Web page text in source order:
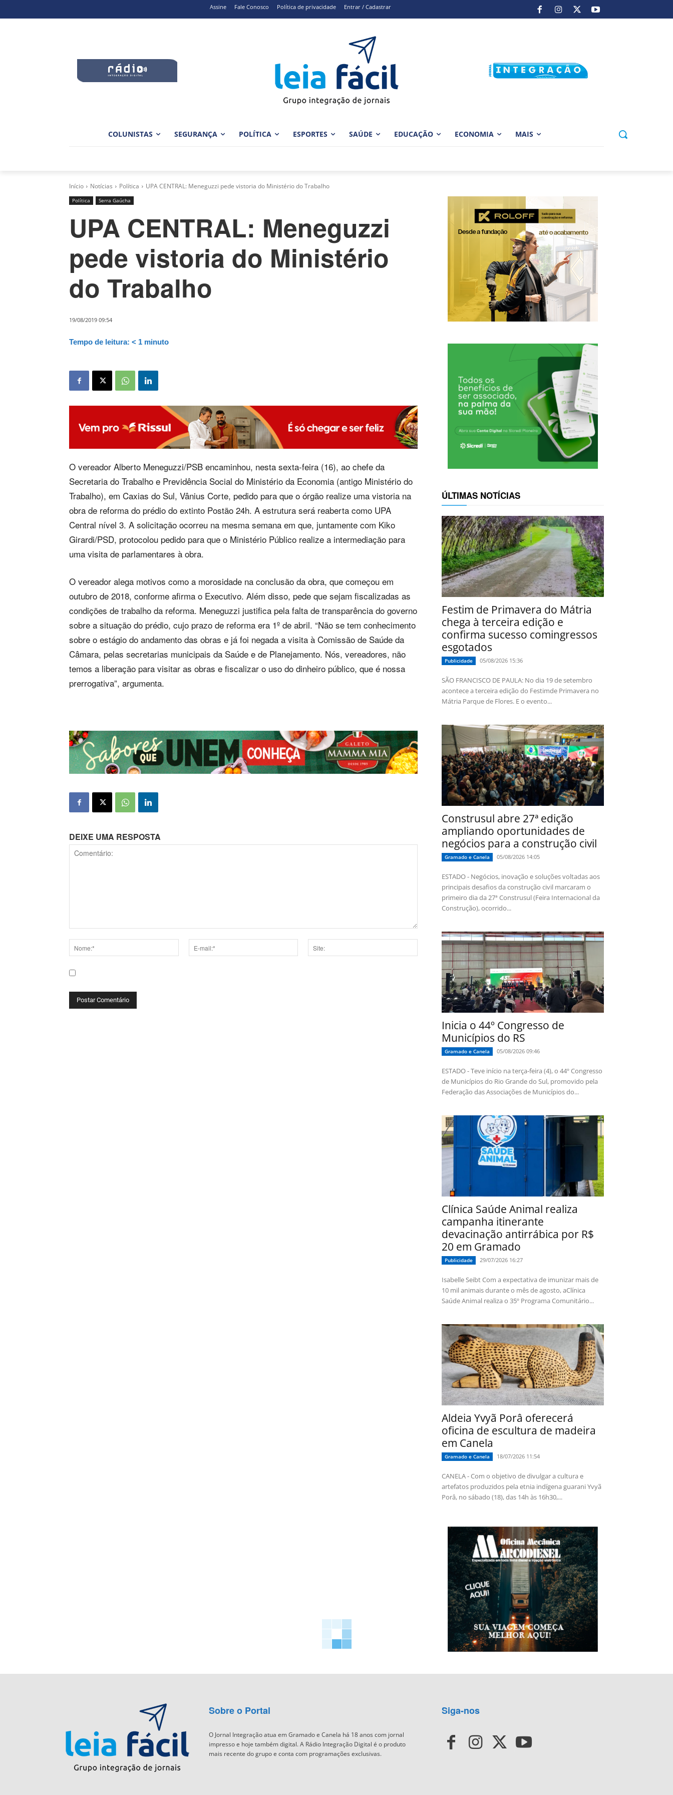
Assine Fale Conosco Política de privacidade Entrar / Cadastrar
COLUNISTAS SEGURANÇA POLÍTICA ESPORTES SAÚDE EDUCAÇÃO ECONOMIA MAIS
Início Notícias Política UPA CENTRAL: Meneguzzi pede vistoria do Ministério do Trabalho
Política Serra Gaúcha
UPA CENTRAL: Meneguzzi
pede vistoria do Ministério
do Trabalho
19/08/2019 09:54
Tempo de leitura: < 1 minuto
O vereador Alberto Meneguzzi/PSB encaminhou, nesta sexta-feira (16), ao chefe da
Secretaria do Trabalho e Previdência Social do Ministério da Economia (antigo Ministério do
Trabalho), em Caxias do Sul, Vânius Corte, pedido para que o órgão realize uma vistoria na
obra de reforma do prédio do extinto Postão 24h. A estrutura será reaberta como UPA
Central nível 3. A solicitação ocorreu na mesma semana em que, juntamente com Kiko
Girardi/PSD, protocolou pedido para que o Ministério Público realize a intermediação para
uma visita de parlamentares à obra.
O vereador alega motivos como a morosidade na conclusão da obra, que começou em
outubro de 2018, conforme afirma o Executivo. Além disso, pede que sejam fiscalizadas as
condições de trabalho da reforma. Meneguzzi justifica pela falta de transparência do governo
sobre a situação do prédio, cujo prazo de reforma era 1º de abril. “Não se tem conhecimento
sobre o estágio do andamento das obras e já foi negada a visita à Comissão de Saúde da
Câmara, pelas secretarias municipais da Saúde e de Planejamento. Nós, vereadores, não
temos a liberação para visitar as obras e fiscalizar o uso do dinheiro público, que é nossa
prerrogativa”, argumenta.
DEIXE UMA RESPOSTA
ÚLTIMAS NOTÍCIAS
Festim de Primavera do Mátria
chega à terceira edição e
confirma sucesso comingressos
esgotados
Publicidade 05/08/2026 15:36
SÃO FRANCISCO DE PAULA: No dia 19 de setembro
acontece a terceira edição do Festimde Primavera no
Mátria Parque de Flores. E o evento...
Construsul abre 27ª edição
ampliando oportunidades de
negócios para a construção civil
Gramado e Canela 05/08/2026 14:05
ESTADO - Negócios, inovação e soluções voltadas aos
principais desafios da construção civil marcaram o
primeiro dia da 27ª Construsul (Feira Internacional da
Construção), ocorrido...
Inicia o 44º Congresso de
Municípios do RS
Gramado e Canela 05/08/2026 09:46
ESTADO - Teve início na terça-feira (4), o 44º Congresso
de Municípios do Rio Grande do Sul, promovido pela
Federação das Associações de Municípios do...
Clínica Saúde Animal realiza
campanha itinerante
devacinação antirrábica por R$
20 em Gramado
Publicidade 29/07/2026 16:27
Isabelle Seibt Com a expectativa de imunizar mais de
10 mil animais durante o mês de agosto, aClínica
Saúde Animal realiza o 35º Programa Comunitário...
Aldeia Yvyã Porâ oferecerá
oficina de escultura de madeira
em Canela
Gramado e Canela 18/07/2026 11:54
CANELA - Com o objetivo de divulgar a cultura e
artefatos produzidos pela etnia indígena guarani Yvyã
Porâ, no sábado (18), das 14h às 16h30,...
Sobre o Portal
O Jornal Integração atua em Gramado e Canela há 18 anos com jornal
impresso e hoje também digital. A Rádio Integração Digital é o produto
mais recente do grupo e conta com programações exclusivas.
Siga-nos